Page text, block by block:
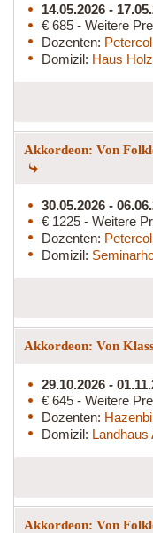
14.05.2026 -
€ 685 - Weitere
Dozenten:
Domizil: Haus
Akkordeon: Von
30.05.2026 -
€ 1225 - Weitere
Dozenten:
Domizil:
Akkordeon: Von
29.10.2026 -
€ 645 - Weitere
Dozenten:
Domizil: Landhaus
Akkordeon: Von